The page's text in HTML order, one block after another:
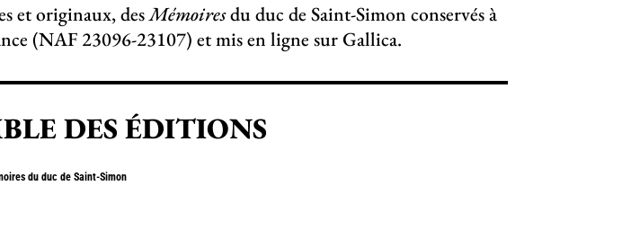
et originaux, desMémoiresdu duc de Saint-Simon conservés à
(NAF 23096-23107) et mis en ligne sur Gallica.
DES ÉDITIONS
du duc de Saint-Simon